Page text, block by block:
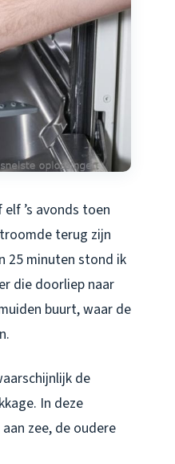
’s avonds toen
terug zijn
25 minuten stond ik
die doorliep naar
buurt, waar de
de
In deze
zee, de oudere